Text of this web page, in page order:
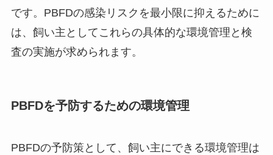
です。PBFDの感染リスクを最小限に抑えるために
は、飼い主としてこれらの具体的な環境管理と検
査の実施が求められます。
PBFDを予防するための環境管理
PBFDの予防策として、飼い主にできる環境管理は